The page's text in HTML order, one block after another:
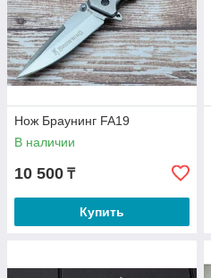
Нож Браунинг FA19
В наличии
10 500 ₸
Купить